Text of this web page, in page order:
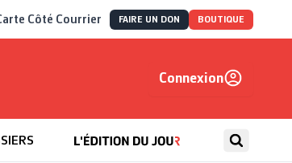
Côté Courrier FAIRE UN DON BOUTIQUE
Connexion